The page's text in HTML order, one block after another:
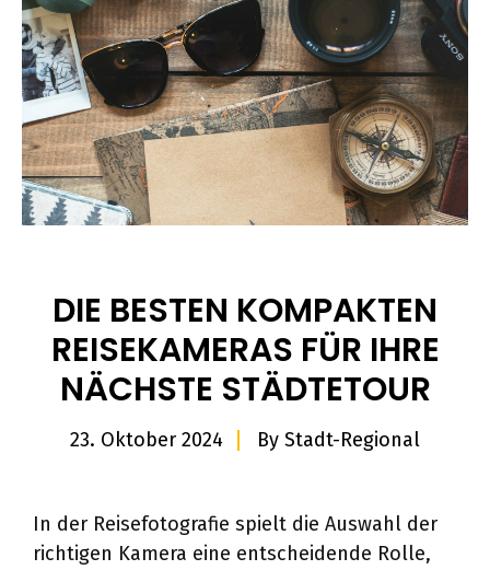
DIE BESTEN KOMPAKTEN
REISEKAMERAS FÜR IHRE
NÄCHSTE STÄDTETOUR
23. Oktober 2024 By Stadt-Regional
In der Reisefotografie spielt die Auswahl der
richtigen Kamera eine entscheidende Rolle,